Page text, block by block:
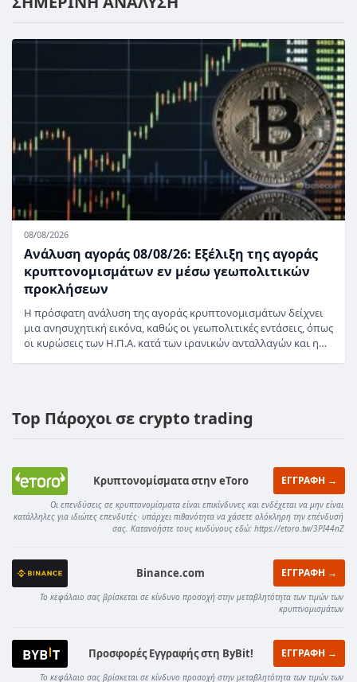
08/08/2026
Ανάλυση αγοράς 08/08/26: Εξέλιξη της αγοράς
κρυπτονομισμάτων εν μέσω γεωπολιτικών
προκλήσεων
Η πρόσφατη ανάλυση της αγοράς κρυπτονομισμάτων δείχνει
μια ανησυχητική εικόνα, καθώς οι γεωπολιτικές εντάσεις, όπως
οι κυρώσεις των Η.Π.Α. κατά των ιρανικών ανταλλαγών και η…
Top Πάροχοι σε crypto trading
Κρυπτονομίσματα στην eToro ΕΓΓΡΑΦΗ →
Οι επενδύσεις σε κρυπτονομίσματα είναι επικίνδυνες και ενδέχεται να μην είναι
κατάλληλες για ιδιώτες επενδυτές· υπάρχει πιθανότητα να χάσετε ολόκληρη την επένδυσή
σας. Κατανοήστε τους κινδύνους εδώ: https://etoro.tw/3PI44nZ
Binance.com ΕΓΓΡΑΦΗ →
Το κεφάλαιο σας βρίσκεται σε κίνδυνο προσοχή στην μεταβλητότητα των τιμών των
κρυπτνομισμάτων
Προσφορές Εγγραφής στη ByBit! ΕΓΓΡΑΦΗ →
Το κεφάλαιο σας βρίσκεται σε κίνδυνο προσοχή στην μεταβλητότητα των τιμών των